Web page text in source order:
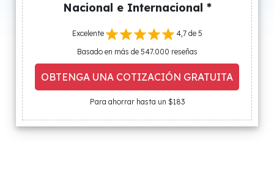
Nacional e Internacional *
Excelente
4,7 de 5
Basado en más de 547.000 reseñas
OBTENGA UNA COTIZACIÓN GRATUITA
Para ahorrar hasta un $183